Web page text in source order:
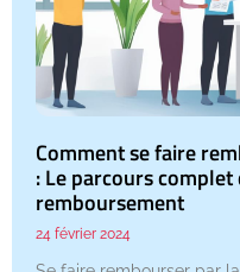
Comment se faire
: Le parcours
remboursement
24 février 2024